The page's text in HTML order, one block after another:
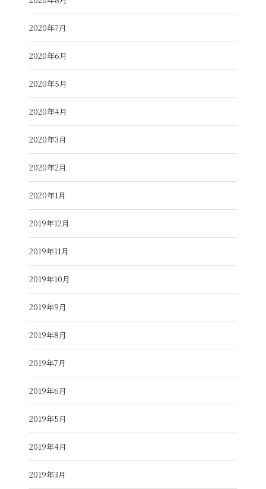
2020年7月
2020年6月
2020年5月
2020年4月
2020年3月
2020年2月
2020年1月
2019年12月
2019年11月
2019年10月
2019年9月
2019年8月
2019年7月
2019年6月
2019年5月
2019年4月
2019年3月